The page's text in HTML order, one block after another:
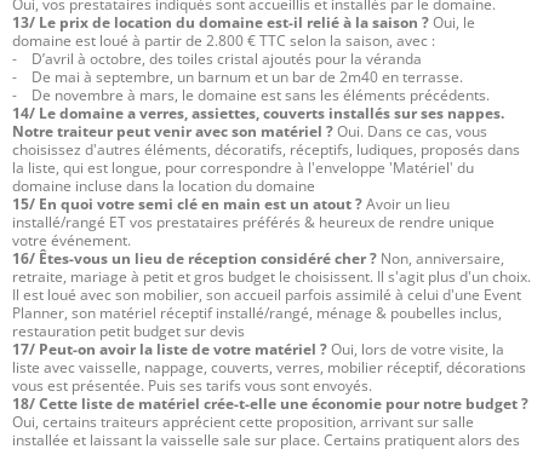
13/ Le prix de location du domaine est-il relié à la saison ?Oui, le
domaine est loué à partir de 2.800 € TTC selon la saison, avec :
- D’avril à octobre, des toiles cristal ajoutés pour la véranda
- De mai à septembre, un barnum et un bar de 2m40 en terrasse.
- De novembre à mars, le domaine est sans les éléments précédents.
14/ Le domaine a verres, assiettes, couverts installés sur ses nappes.
Notre traiteur peut venir avec son matériel ?Oui. Dans ce cas, vous
choisissez d'autres éléments, décoratifs, réceptifs, ludiques, proposés dans
la liste, qui est longue, pour correspondre à l'enveloppe 'Matériel' du
domaine incluse dans la location du domaine
15/ En quoi votre semi clé en main est un atout ?Avoir un lieu
installé/rangé ET vos prestataires préférés & heureux de rendre unique
votre événement.
16/ Êtes-vous un lieu de réception considéré cher ? Non, anniversaire,
retraite, mariage à petit et gros budget le choisissent. Il s'agit plus d'un choix.
Il est loué avec son mobilier, son accueil parfois assimilé à celui d'une Event
Planner, son matériel réceptif installé/rangé, ménage & poubelles inclus,
restauration petit budget sur devis
17/ Peut-on avoir la liste de votre matériel ?Oui, lors de votre visite, la
liste avec vaisselle, nappage, couverts, verres, mobilier réceptif, décorations
vous est présentée. Puis ses tarifs vous sont envoyés.
18/ Cette liste de matériel crée-t-elle une économie pour notre budget ?
Oui, certains traiteurs apprécient cette proposition, arrivant sur salle
installée et laissant la vaisselle sale sur place. Certains pratiquent alors des